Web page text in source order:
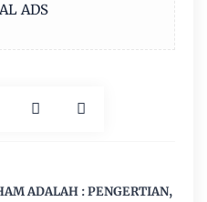
ADS
ADALAH : PENGERTIAN,